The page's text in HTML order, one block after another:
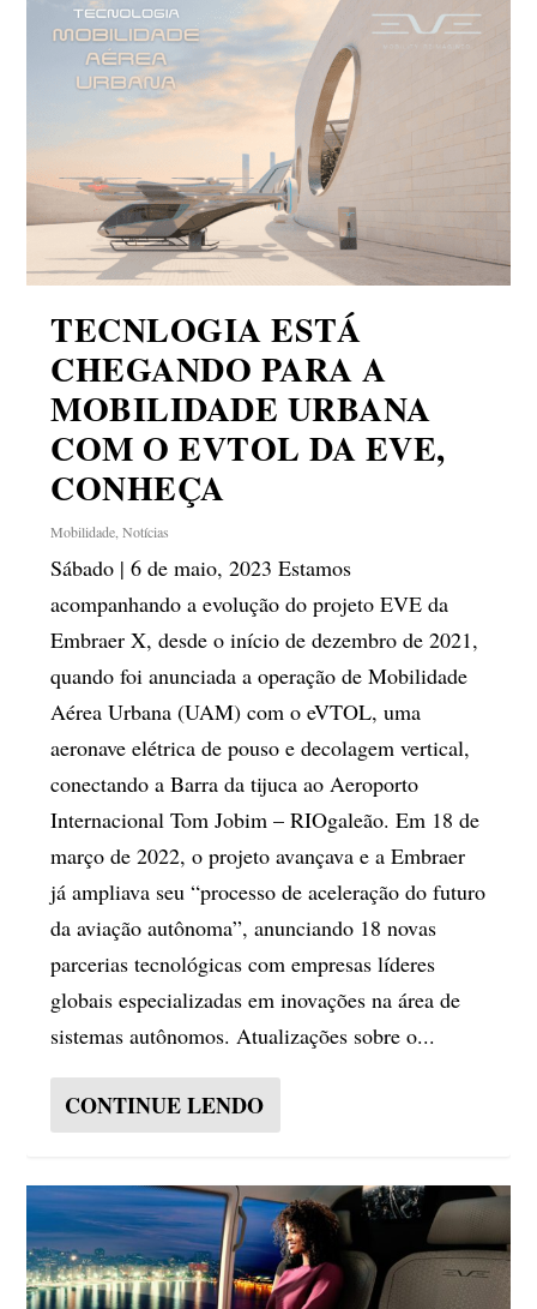
TECNLOGIA ESTÁ
CHEGANDO PARA A
MOBILIDADE URBANA
COM O EVTOL DA EVE,
CONHEÇA
Mobilidade ,Notícias
Sábado | 6 de maio, 2023 Estamos
acompanhando a evolução do projeto EVE da
Embraer X, desde o início de dezembro de 2021,
quando foi anunciada a operação de Mobilidade
Aérea Urbana (UAM) com o eVTOL, uma
aeronave elétrica de pouso e decolagem vertical,
conectando a Barra da tijuca ao Aeroporto
Internacional Tom Jobim – RIOgaleão. Em 18 de
março de 2022, o projeto avançava e a Embraer
já ampliava seu “processo de aceleração do futuro
da aviação autônoma”, anunciando 18 novas
parcerias tecnológicas com empresas líderes
globais especializadas em inovações na área de
sistemas autônomos. Atualizações sobre o...
CONTINUE LENDO